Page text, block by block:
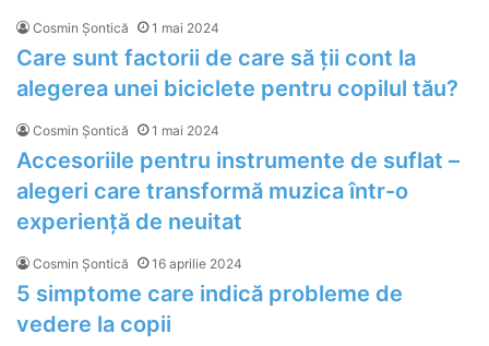
Cosmin Șontică 1 mai 2024
Care sunt factorii de care să ții cont la
alegerea unei biciclete pentru copilul tău?
Cosmin Șontică 1 mai 2024
Accesoriile pentru instrumente de suflat –
alegeri care transformă muzica într-o
experiență de neuitat
Cosmin Șontică 16 aprilie 2024
5 simptome care indică probleme de
vedere la copii